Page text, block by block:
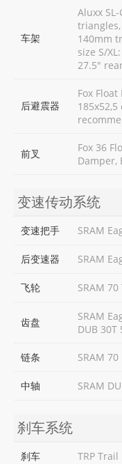
车架
Aluxx
140mm
size S/
27.5"
后避震器
Fox
前叉
Fox 36
Damper,
变速传动系统
变速把手 SRAM
后变速器 SRAM
飞轮 SRAM
齿盘
SRAM
DUB
链条 SRAM
中轴 SRAM
刹车系统
刹车 TRP Trail